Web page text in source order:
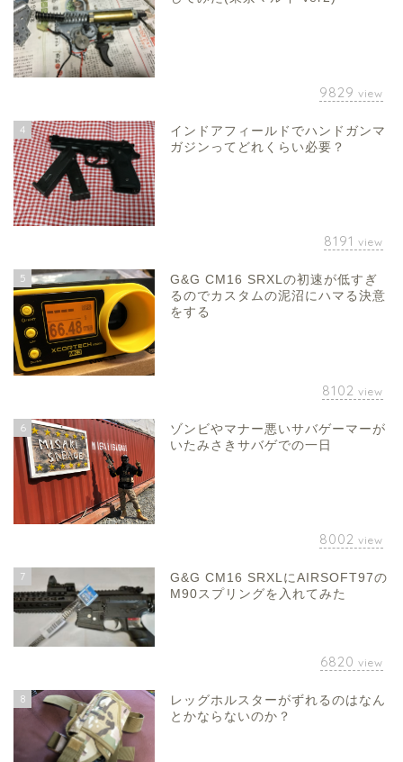
9829 view
4
インドアフィールドでハンドガンマ
ガジンってどれくらい必要？
8191 view
5
G&G CM16 SRXLの初速が低すぎ
るのでカスタムの泥沼にハマる決意
をする
8102 view
6
ゾンビやマナー悪いサバゲーマーが
いたみさきサバゲでの一日
8002 view
7
G&G CM16 SRXLにAIRSOFT97の
M90スプリングを入れてみた
6820 view
8
レッグホルスターがずれるのはなん
とかならないのか？